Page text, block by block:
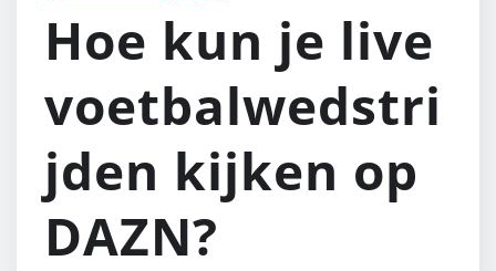
Hoe kun je live
voetbalwedstri
jden kijken op
DAZN?